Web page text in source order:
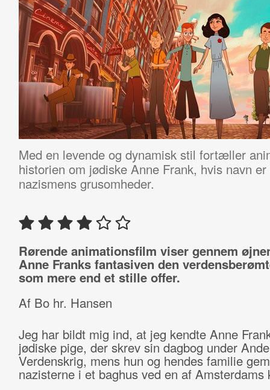
Med en levende og dynamisk stil fortæller
historien om jødiske Anne Frank, hvis navn
nazismens grusomheder.
Rørende animationsfilm viser gennem
Anne Franks fantasiven den
som mere end et stille offer.
Af Bo hr. Hansen
Jeg har bildt mig ind, at jeg kendte Anne
jødiske pige, der skrev sin dagbog under
Verdenskrig, mens hun og hendes familie
nazisterne i et baghus ved en af Amsterdams